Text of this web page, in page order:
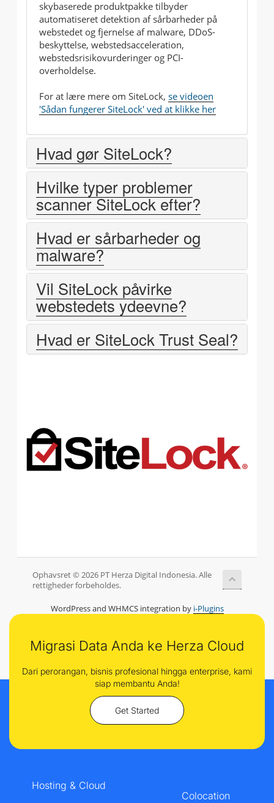
skybaserede produktpakke tilbyder
automatiseret detektion af sårbarheder på
webstedet og fjernelse af malware, DDoS-
beskyttelse, webstedsacceleration,
webstedsrisikovurderinger og PCI-
overholdelse.
For at lære mere om SiteLock, se videoen
'Sådan fungerer SiteLock' ved at klikke her
Hvad gør SiteLock?
Hvilke typer problemer
scanner SiteLock efter?
Hvad er sårbarheder og
malware?
Vil SiteLock påvirke
webstedets ydeevne?
Hvad er SiteLock Trust Seal?
Ophavsret © 2026 PT Herza Digital Indonesia. Alle
rettigheder forbeholdes.
WordPress and WHMCS integration by i-Plugins
Migrasi Data Anda ke Herza Cloud
Dari perorangan, bisnis profesional hingga enterprise, kami
siap membantu Anda!
Get Started
Hosting & Cloud
Colocation